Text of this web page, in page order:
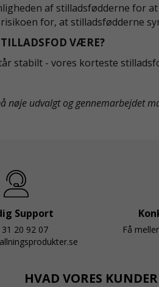
af stilladsfødderne for
for, at stilladsfødderne
VÆRE?
stabilt - vores korteste
nøje udvalgt og gennemarbejdet
Support
20 92 07
Få
HVAD VORES